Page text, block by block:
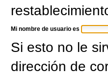
Mi nombre de usuario es
Si esto no le
dirección de